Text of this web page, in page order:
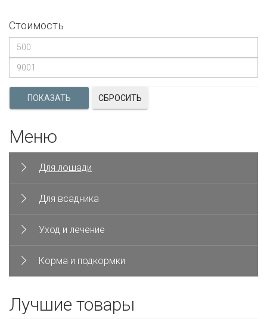
Стоимость
СБРОСИТЬ
Меню
Для лошади
Для всадника
Уход и лечение
Корма и подкормки
Лучшие товары